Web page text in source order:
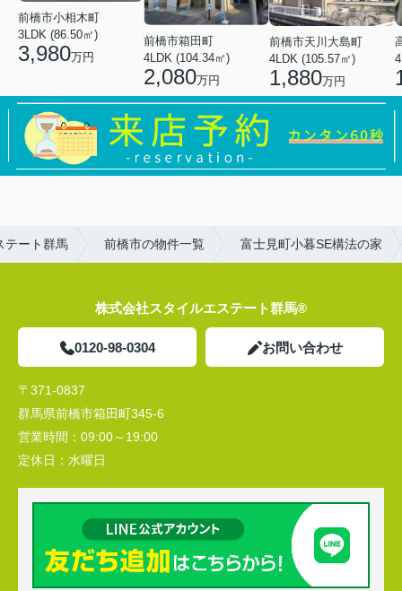
前橋市小相木町
3LDK (86.50㎡)
3,980万円
前橋市箱田町
4LDK (104.34㎡)
2,080万円
前橋市天川大島町
4LDK (105.57㎡)
1,880万円
テート群馬 前橋市の物件一覧 富士見町小暮SE構法の家
株式会社スタイルエステート群馬®
0120-98-0304 お問い合わせ
〒371-0837
群馬県前橋市箱田町345-6
営業時間： 09:00～19:00
定休日： 水曜日